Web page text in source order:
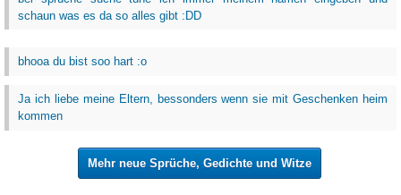
schaun was es da so alles gibt :DD
bhooa du bist soo hart :o
Ja ich liebe meine Eltern, bessonders wenn sie mit Geschenken heim
kommen
Mehr neue Sprüche, Gedichte und Witze